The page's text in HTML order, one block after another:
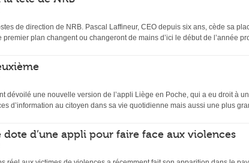
de direction de NRB. Pascal Laffineur, CEO depuis six ans, cède sa
plan changent ou changeront de mains d’ici le début de l’année
dévoilé une nouvelle version de l’appli Liège en Poche, qui a eu droit à
d’information au citoyen dans sa vie quotidienne mais aussi une plus
dote d’une appli pour faire face aux violences